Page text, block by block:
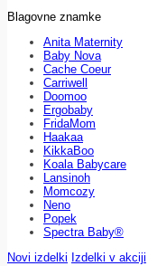
Blagovne znamke
Anita Maternity
Baby Nova
Cache Coeur
Carriwell
Doomoo
Ergobaby
FridaMom
Haakaa
KikkaBoo
Koala Babycare
Lansinoh
Momcozy
Neno
Popek
Spectra Baby®
Novi izdelki Izdelki v akciji